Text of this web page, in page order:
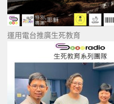
運用電台推廣生死教育